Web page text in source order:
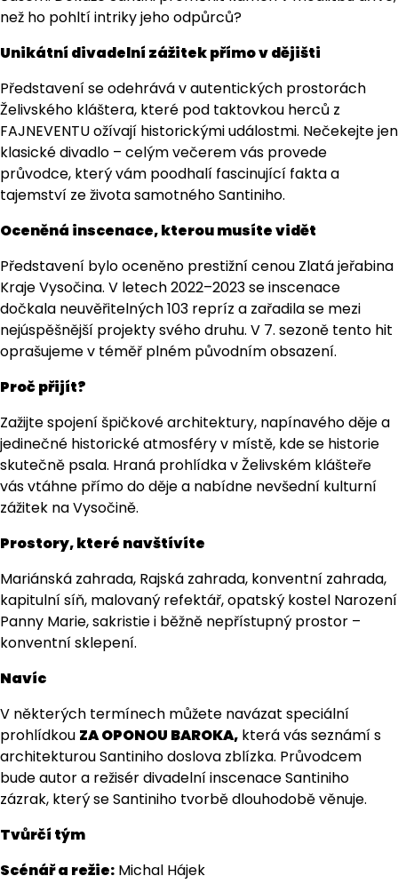
než ho pohltí intriky jeho odpůrců?
Unikátní divadelní zážitek přímo v dějišti
Představení se odehrává v autentických prostorách
Želivského kláštera, které pod taktovkou herců z
FAJNEVENTU ožívají historickými událostmi. Nečekejte jen
klasické divadlo – celým večerem vás provede
průvodce, který vám poodhalí fascinující fakta a
tajemství ze života samotného Santiniho.
Oceněná inscenace, kterou musíte vidět
Představení bylo oceněno prestižní cenou Zlatá jeřabina
Kraje Vysočina. V letech 2022–2023 se inscenace
dočkala neuvěřitelných 103 repríz a zařadila se mezi
nejúspěšnější projekty svého druhu. V 7. sezoně tento hit
oprašujeme v téměř plném původním obsazení.
Proč přijít?
Zažijte spojení špičkové architektury, napínavého děje a
jedinečné historické atmosféry v místě, kde se historie
skutečně psala. Hraná prohlídka v Želivském klášteře
vás vtáhne přímo do děje a nabídne nevšední kulturní
zážitek na Vysočině.
Prostory, které navštívíte
Mariánská zahrada, Rajská zahrada, konventní zahrada,
kapitulní síň, malovaný refektář, opatský kostel Narození
Panny Marie, sakristie i běžně nepřístupný prostor –
konventní sklepení.
Navíc
V některých termínech můžete navázat speciální
prohlídkou ZA OPONOU BAROKA, která vás seznámí s
architekturou Santiniho doslova zblízka. Průvodcem
bude autor a režisér divadelní inscenace Santiniho
zázrak, který se Santiniho tvorbě dlouhodobě věnuje.
Tvůrčí tým
Scénář a režie: Michal Hájek